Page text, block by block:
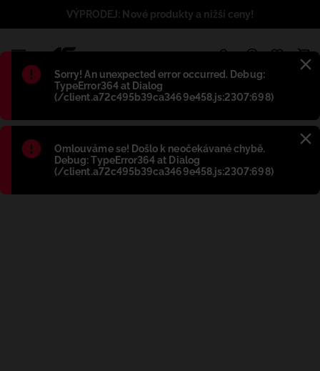
Błąd:
Sorry! An unexpected error occurred. Debug:
TypeError364 at Dialog
(/client.a72c495b39ca3469e458.js:2307:698)
Błąd:
Omlouváme se! Došlo k neočekávané chybě.
Debug: TypeError364 at Dialog
(/client.a72c495b39ca3469e458.js:2307:698)
VÝPRODEJ: Nové produkty a nižší ceny!